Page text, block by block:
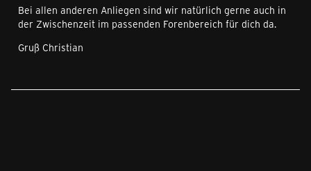
Bei allen anderen Anliegen sind wir natürlich gerne auch in
der Zwischenzeit im passenden Forenbereich für dich da.
Gruß Christian